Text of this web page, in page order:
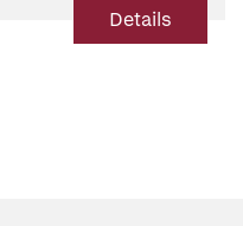
Details